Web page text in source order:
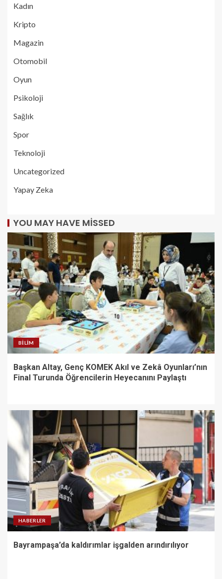
Kadın
Kripto
Magazin
Otomobil
Oyun
Psikoloji
Sağlık
Spor
Teknoloji
Uncategorized
Yapay Zeka
YOU MAY HAVE MISSED
BILIM
Başkan Altay, Genç KOMEK Akıl ve Zekâ Oyunları’nın
Final Turunda Öğrencilerin Heyecanını Paylaştı
HABERLER
Bayrampaşa’da kaldırımlar işgalden arındırılıyor